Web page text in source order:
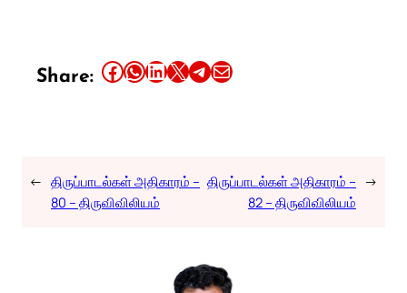
Share: Share this article on Facebook Share this article on WhatsApp Share this article on LinkedIn Share this article on X Share this article on TelegramEmail this Article
← திருப்பாடல்கள் அதிகாரம் –
80 – திருவிவிலியம்
திருப்பாடல்கள் அதிகாரம் –
82 – திருவிவிலியம்
→